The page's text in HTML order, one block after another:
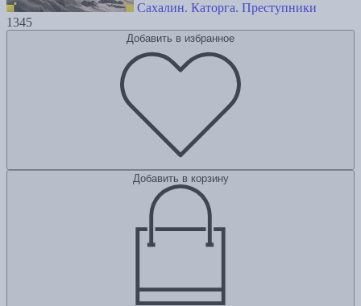
Сахалин. Каторга. Преступники
1345
Добавить в избранное
Добавить в корзину